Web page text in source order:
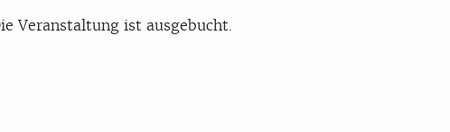
Veranstaltung ist ausgebucht.